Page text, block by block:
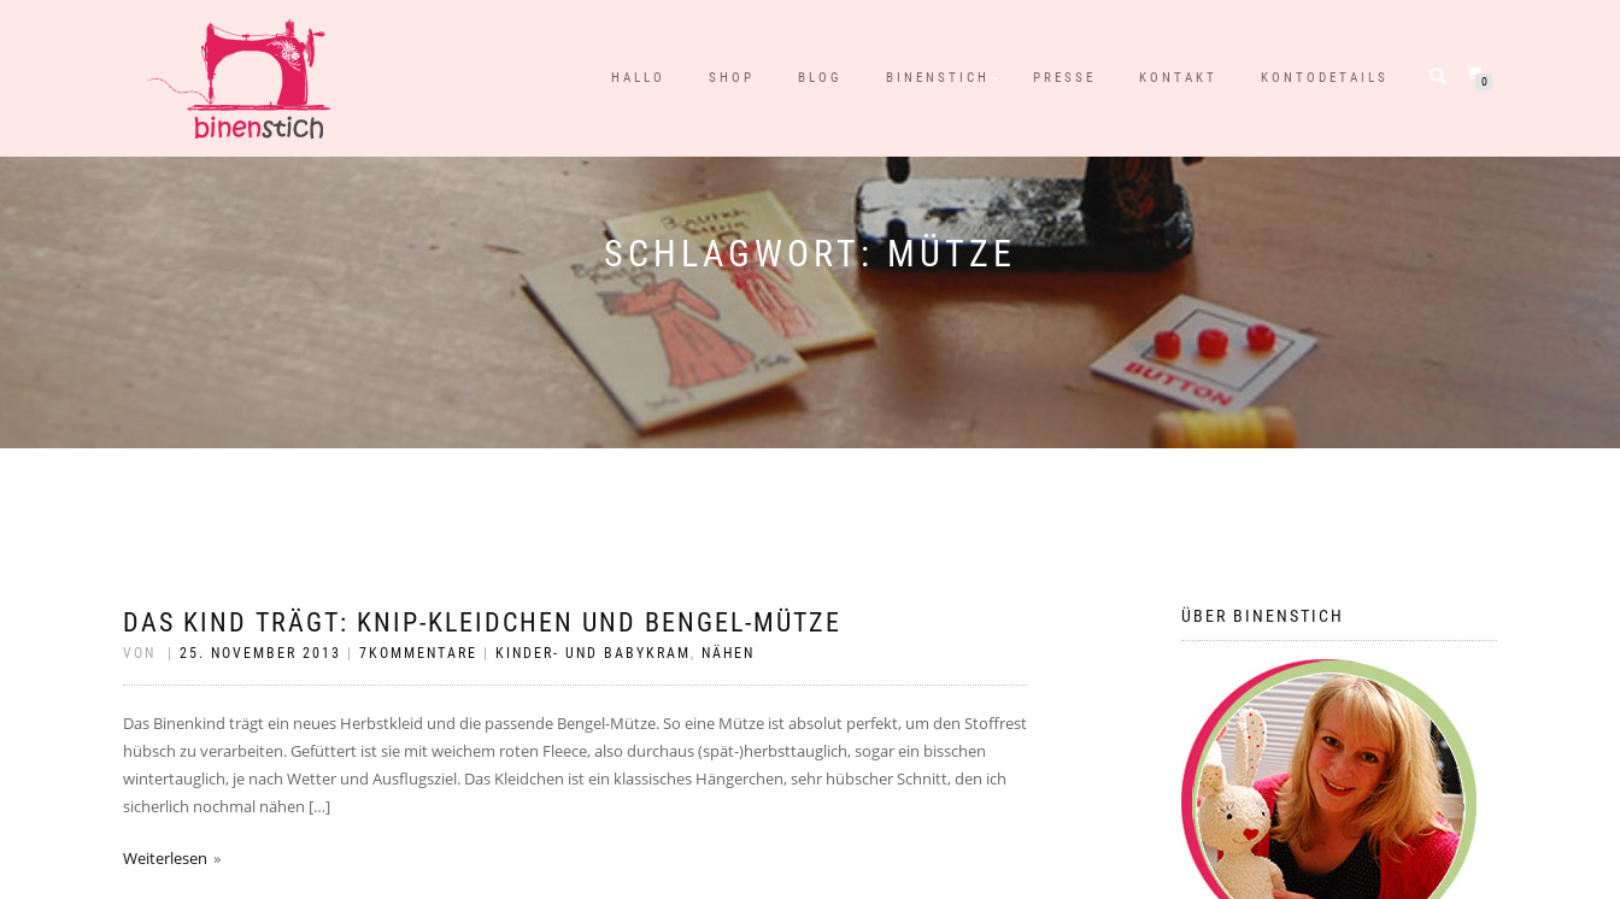
HALLO SHOP BLOG BINENSTICH PRESSE KONTAKT KONTODETAILS 0
SCHLAGWORT:MÜTZE
DAS KIND TRÄGT: KNIP-KLEIDCHEN UND BENGEL-MÜTZE
VON 25. NOVEMBER 2013 7KOMMENTARE KINDER- UND BABYKRAM , NÄHEN
Das Binenkind trägt ein neues Herbstkleid und die passende Bengel-Mütze. So eine Mütze ist absolut perfekt, um den Stoffrest
hübsch zu verarbeiten. Gefüttert ist sie mit weichem roten Fleece, also durchaus (spät-)herbsttauglich, sogar ein bisschen
wintertauglich, je nach Wetter und Ausflugsziel. Das Kleidchen ist ein klassisches Hängerchen, sehr hübscher Schnitt, den ich
sicherlich nochmal nähen […]
Weiterlesen
ÜBER BINENSTICH